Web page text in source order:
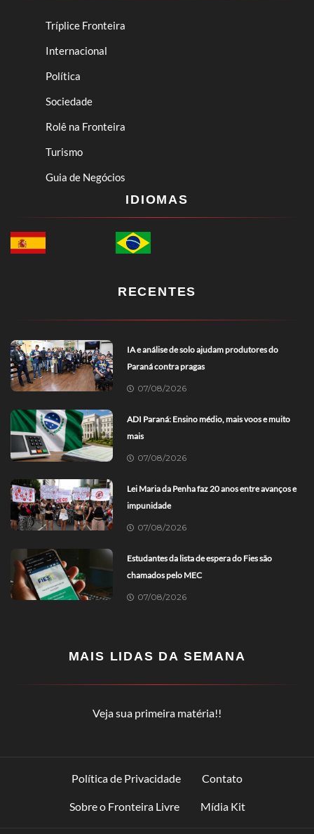
Tríplice Fronteira
Internacional
Política
Sociedade
Rolê na Fronteira
Turismo
Guia de Negócios
IDIOMAS
RECENTES
IA e análise de solo ajudam produtores do
Paraná contra pragas
07/08/2026
ADI Paraná: Ensino médio, mais voos e muito
mais
07/08/2026
Lei Maria da Penha faz 20 anos entre avanços e
impunidade
07/08/2026
Estudantes da lista de espera do Fies são
chamados pelo MEC
07/08/2026
MAIS LIDAS DA SEMANA
Veja sua primeira matéria!!
Política de Privacidade Contato
Sobre o Fronteira Livre Mídia Kit